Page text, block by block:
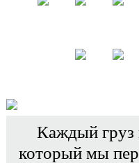
Каждый груз
который мы